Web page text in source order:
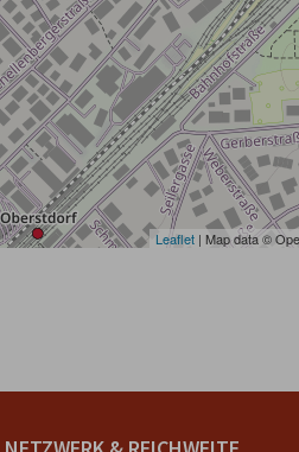
Leaflet | Map data ©